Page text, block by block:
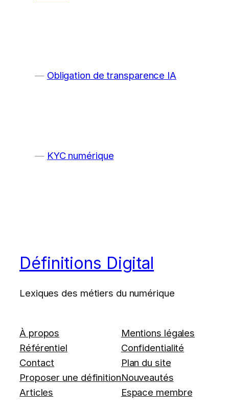
Obligation de transparence IA
KYC numérique
Définitions Digital
Lexiques des métiers du numérique
À propos
Référentiel
Contact
Proposer une définition
Articles
Mentions légales
Confidentialité
Plan du site
Nouveautés
Espace membre